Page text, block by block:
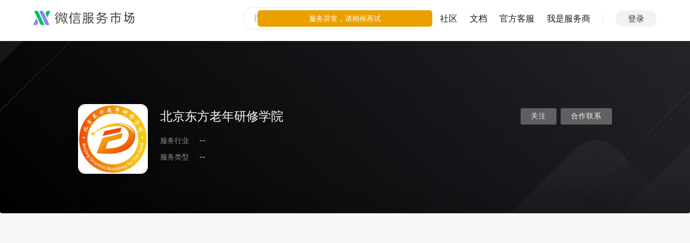
社区 文档 官方客服 我是服务商 登录
北京东方老年研修学院
服务行业
--
服务类型
--
关注 合作联系
服务异常，请稍候再试